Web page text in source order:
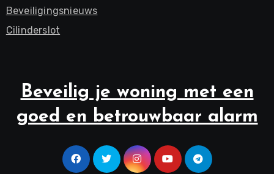
Beveiligingsnieuws
Cilinderslot
Beveilig je woning met een
goed en betrouwbaar alarm